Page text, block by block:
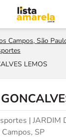
Campos, São
LEMOS
| JARDIM
SP